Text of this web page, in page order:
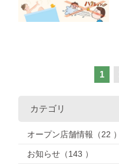
1
カテゴリ
オープン店舗情報（22 ）
お知らせ（143 ）